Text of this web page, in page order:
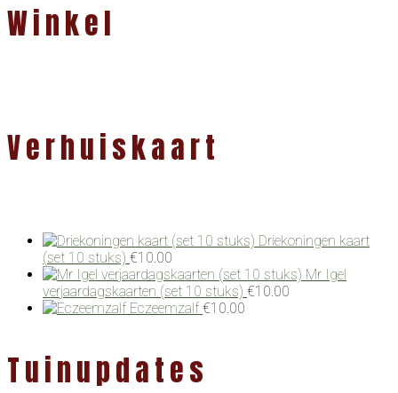
Winkel
Verhuiskaart
Driekoningen kaart
(set 10 stuks) €10.00
Mr Igel
verjaardagskaarten (set 10 stuks) €10.00
Eczeemzalf €10.00
Tuinupdates